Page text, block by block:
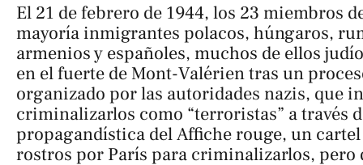
El 21 de febrero de 1944, los 23 miembros
mayoría inmigrantes polacos, húngaros,
armenios y españoles, muchos de ellos
en el fuerte de Mont-Valérien tras un
organizado por las autoridades nazis, que
criminalizarlos como “terroristas” a través
propagandística delAffiche rouge, un
rostros por París para criminalizarlos, pero